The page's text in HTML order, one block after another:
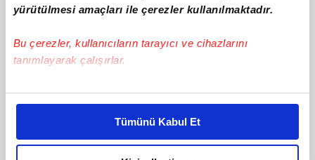
yürütülmesi amaçları ile çerezler kullanılmaktadır.
Bu çerezler, kullanıcıların tarayıcı ve cihazlarını
tanımlayarak çalışırlar.
Bu çerezlere izin vermeniz halinde sizlere özel
daha iyi reklam deneyimi yaşatabiliriz. Bunu yaparken
amacımızın size daha iyi bir reklam deneyimi sunmak
Tümünü Kabul Et
Futbol 09 Temmuz 2026 | Perşembe